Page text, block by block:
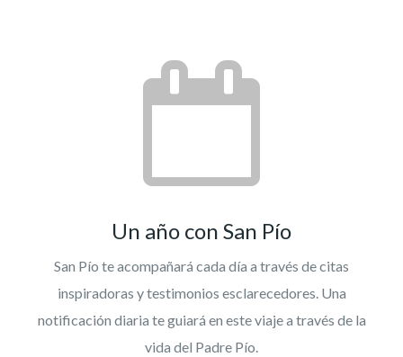
Un año con San Pío
San Pío te acompañará cada día a través de citas
inspiradoras y testimonios esclarecedores. Una
notificación diaria te guiará en este viaje a través de la
vida del Padre Pío.